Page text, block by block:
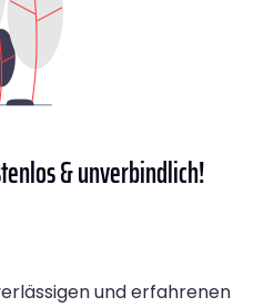
& unverbindlich!
und erfahrenen